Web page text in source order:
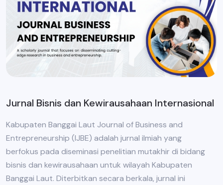
Jurnal Bisnis dan Kewirausahaan Internasional
Kabupaten Banggai Laut Journal of Business and
Entrepreneurship (IJBE) adalah jurnal ilmiah yang
berfokus pada diseminasi penelitian mutakhir di bidang
bisnis dan kewirausahaan untuk wilayah Kabupaten
Banggai Laut. Diterbitkan secara berkala, jurnal ini